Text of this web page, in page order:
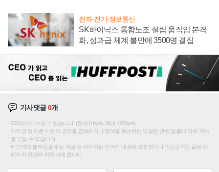
전자·전기·정보통신
SK하이닉스 통합노조 설립 움직임 본격
화, 성과급 체계 불만에 3500명 결집
기사댓글0개
200자까지 쓰실 수 있습니다. (현재 0 byte / 최대 400byte)
저작권 등 다른 사람의 권리를 침해하거나 명예를 훼손하는 댓글은 관련 법률에 의해 제재
를 받을 수 있습니다.
타인에게 불쾌감을 주는 욕설 등 비하하는 단어가 내용에 포함되거나 인신공격성 글은 관
리자의 판단에 의해 삭제 합니다.